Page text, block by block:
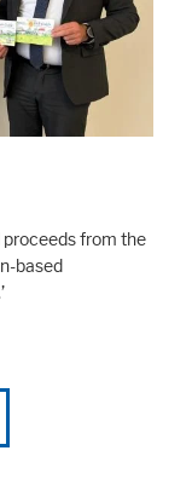
proceeds from the
based